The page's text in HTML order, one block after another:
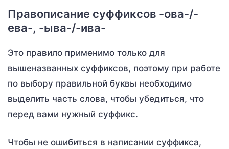
Правописание суффиксов -ова-/-
ева-, -ыва-/-ива-
Это правило применимо только для
вышеназванных суффиксов, поэтому при работе
по выбору правильной буквы необходимо
выделить часть слова, чтобы убедиться, что
перед вами нужный суффикс.
Чтобы не ошибиться в написании суффикса,